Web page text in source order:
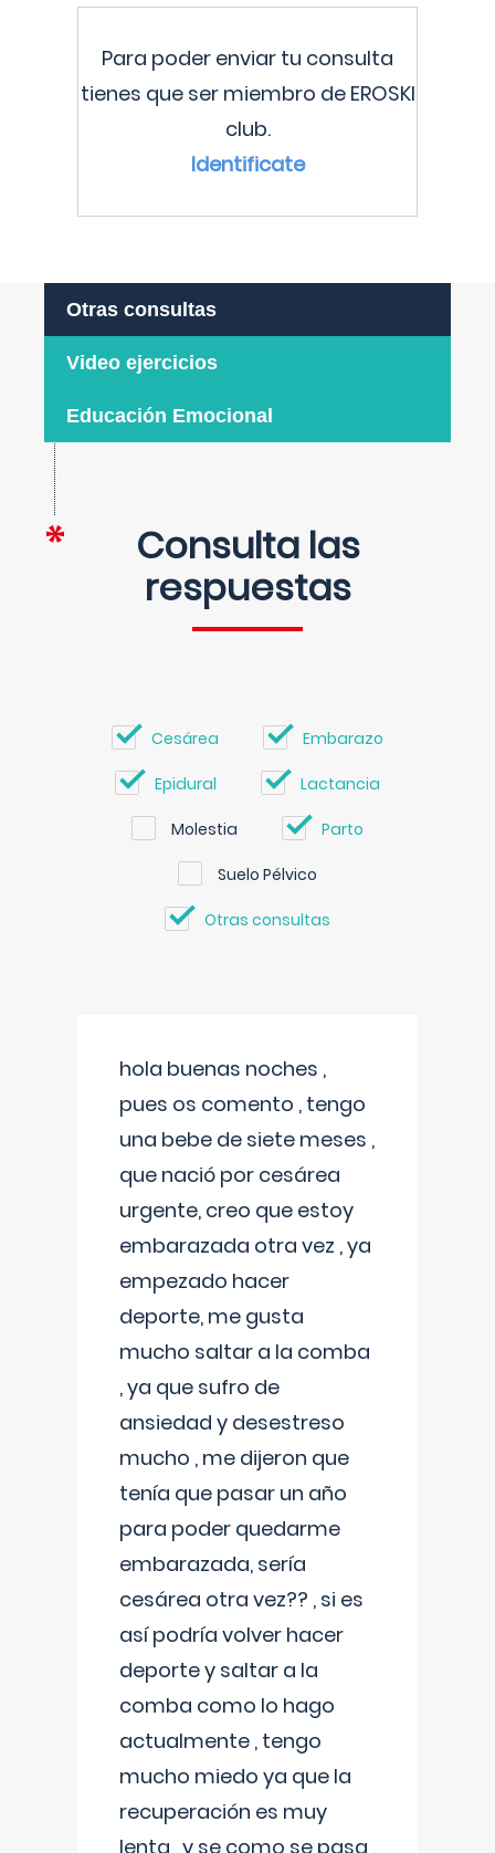
Para poder enviar tu consulta
tienes que ser miembro de EROSKI
club.
Identificate
Otras consultas
Video ejercicios
Educación Emocional
Consulta las
respuestas
Cesárea Embarazo
Epidural Lactancia
Molestia Parto
Suelo Pélvico
Otras consultas
hola buenas noches ,
pues os comento , tengo
una bebe de siete meses ,
que nació por cesárea
urgente, creo que estoy
embarazada otra vez , ya
empezado hacer
deporte, me gusta
mucho saltar a la comba
, ya que sufro de
ansiedad y desestreso
mucho , me dijeron que
tenía que pasar un año
para poder quedarme
embarazada, sería
cesárea otra vez?? , si es
así podría volver hacer
deporte y saltar a la
comba como lo hago
actualmente , tengo
mucho miedo ya que la
recuperación es muy
lenta , y se como se pasa ,